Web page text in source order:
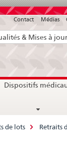
& Mises à jour
Contact Médias
Dispositifs
de lots
Retraits